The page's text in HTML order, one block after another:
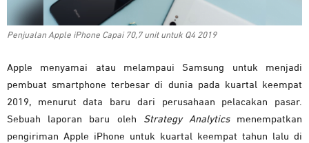
Penjualan Apple iPhone Capai 70,7 unit untuk Q4 2019
Apple menyamai atau melampaui Samsung untuk menjadi
pembuat smartphone terbesar di dunia pada kuartal keempat
2019, menurut data baru dari perusahaan pelacakan pasar.
Sebuah laporan baru oleh Strategy Analyticsmenempatkan
pengiriman Apple iPhone untuk kuartal keempat tahun lalu di